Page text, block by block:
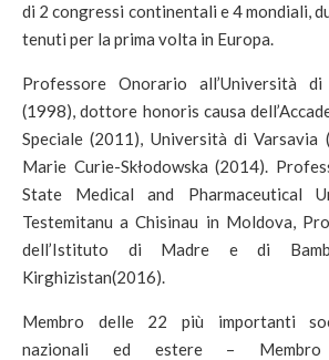
di 2 congressi continentali e 4 mondiali,
tenuti per la prima volta in Europa.
Professore Onorario all’Università
(1998), dottore honoris causa
Speciale (2011), Università di Varsavia
Marie Curie-Skłodowska (2014).
State Medical and Pharmaceutical
Testemitanu a Chisinau in Moldova,
dell’Istituto di Madre e di
Kirghizistan(2016).
Membro delle 22 più importanti
nazionali ed estere – Membro